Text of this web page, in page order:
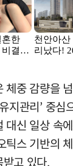
체중 감량을
지관리’ 중심
대신 일상 속
틱스 기반의
고 있다.